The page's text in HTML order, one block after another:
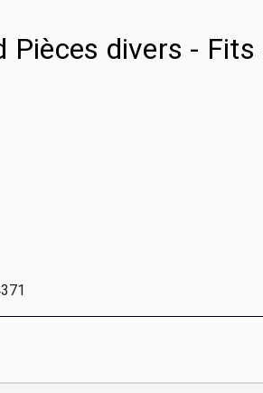
Pièces divers - Fits